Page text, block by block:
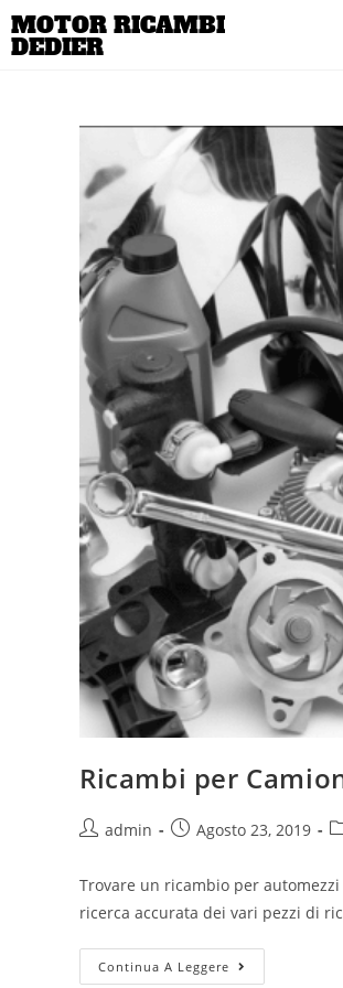
MOTOR RICAMBI
DEDIER
Ricambi per
admin Agosto 23, 2019
Trovare un ricambio per
ricerca accurata dei vari pezzi di
Continua A Leggere